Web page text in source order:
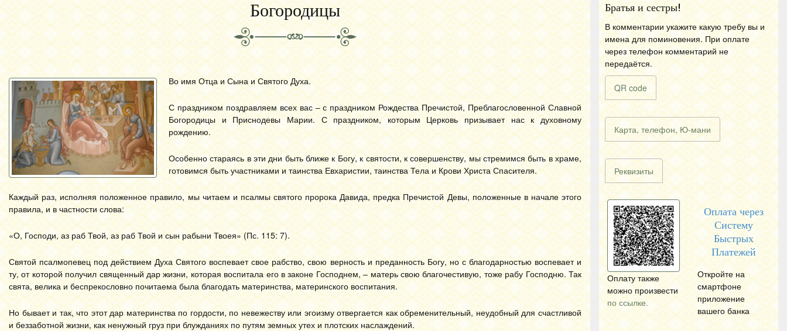
Богородицы
Во имя Отца и Сына и Святого Духа.
С праздником поздравляем всех вас – с праздником Рождества Пречистой, Преблагословенной Славной
Богородицы и Приснодевы Марии. С праздником, которым Церковь призывает нас к духовному
рождению.
Особенно стараясь в эти дни быть ближе к Богу, к святости, к совершенству, мы стремимся быть в храме,
готовимся быть участниками и таинства Евхаристии, таинства Тела и Крови Христа Спасителя.
Каждый раз, исполняя положенное правило, мы читаем и псалмы святого пророка Давида, предка Пречистой Девы, положенные в начале этого
правила, и в частности слова:
«О, Господи, аз раб Твой, аз раб Твой и сын рабыни Твоея» (Пс. 115: 7).
Святой псалмопевец под действием Духа Святого воспевает свое рабство, свою верность и преданность Богу, но с благодарностью воспевает и
ту, от которой получил священный дар жизни, которая воспитала его в законе Господнем, – матерь свою благочестивую, тоже рабу Господню. Так
свята, велика и беспрекословно почитаема была благодать материнства, материнского воспитания.
Но бывает и так, что этот дар материнства по гордости, по невежеству или эгоизму отвергается как обременительный, неудобный для счастливой
и беззаботной жизни, как ненужный груз при блужданиях по путям земных утех и плотских наслаждений.
Братья и сестры!
В комментарии укажите какую требу вы и
имена для поминовения. При оплате
через телефон комментарий не
передаётся.
QR code
Карта, телефон, Ю-мани
Реквизиты
Оплату также
можно произвести
по ссылке.
Оплата через
Систему
Быстрых
Платежей
Откройте на
смартфоне
приложение
вашего банка